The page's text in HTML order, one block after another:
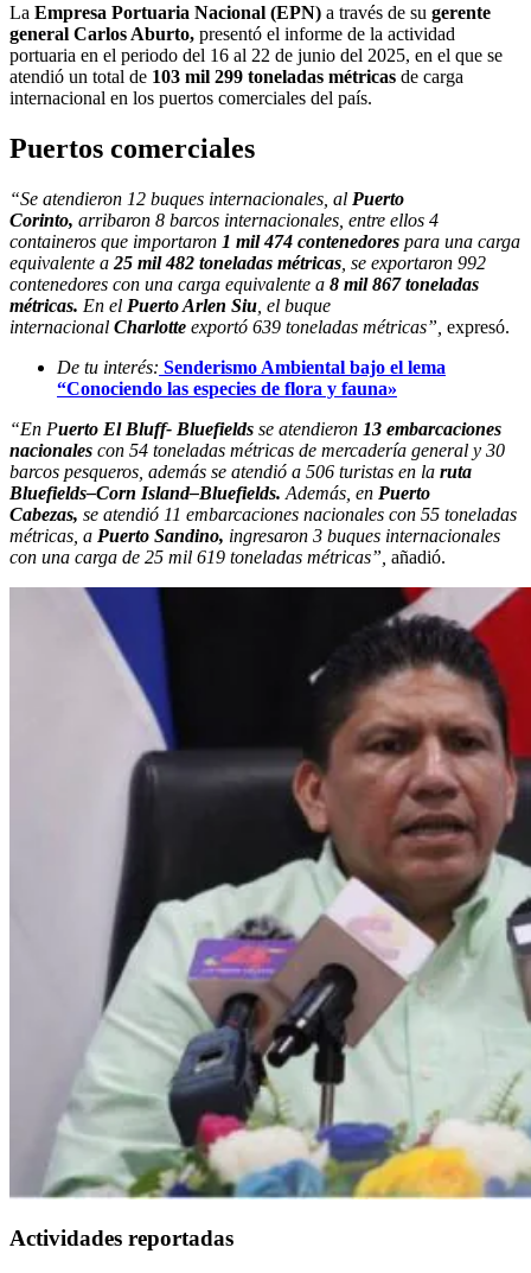
La Empresa Portuaria Nacional (EPN) a través de su gerente
general Carlos Aburto, presentó el informe de la actividad
portuaria en el periodo del 16 al 22 de junio del 2025, en el que se
atendió un total de 103 mil 299 toneladas métricas de carga
internacional en los puertos comerciales del país.
Puertos comerciales
“Se atendieron 12 buques internacionales, al Puerto
Corinto, arribaron 8 barcos internacionales, entre ellos 4
containeros que importaron 1 mil 474 contenedores para una carga
equivalente a 25 mil 482 toneladas métricas , se exportaron 992
contenedores con una carga equivalente a 8 mil 867 toneladas
métricas. En el Puerto Arlen Siu , el buque
internacional Charlotte exportó 639 toneladas métricas”, expresó.
De tu interés: Senderismo Ambiental bajo el lema
“Conociendo las especies de flora y fauna»
“En Puerto El Bluff- Bluefields se atendieron 13 embarcaciones
nacionales con 54 toneladas métricas de mercadería general y 30
barcos pesqueros, además se atendió a 506 turistas en la ruta
Bluefields–Corn Island–Bluefields. Además, en Puerto
Cabezas, se atendió 11 embarcaciones nacionales con 55 toneladas
métricas, a Puerto Sandino, ingresaron 3 buques internacionales
con una carga de 25 mil 619 toneladas métricas”, añadió.
Actividades reportadas